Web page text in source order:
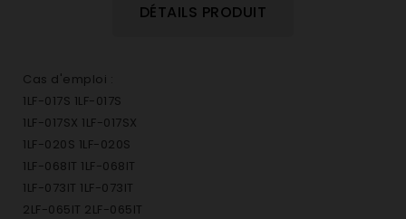
DÉTAILS PRODUIT
Cas d'emploi :
1LF-017S 1LF-017S
1LF-017SX 1LF-017SX
1LF-020S 1LF-020S
1LF-068IT 1LF-068IT
1LF-073IT 1LF-073IT
2LF-065IT 2LF-065IT